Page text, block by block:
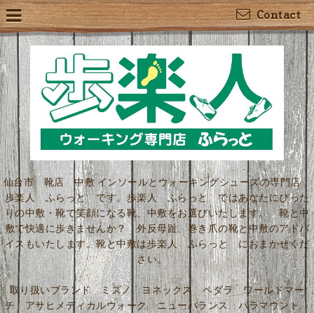
Contact
仙台市 靴店 中敷 インソールとウォーキングシューズの専門店
歩楽人 ふらっと です。歩楽人 ふらっと ではあなたにぴった
りの中敷・靴で笑顔になる靴、中敷をお選びいたします。 靴と中
敷で快適に歩きませんか？ 外反母趾、巻き爪の靴と中敷のアドバ
イスもいたします。靴と中敷は歩楽人 ふらっと におまかせくだ
さい。
取り扱いブランド ミズノ ヨネックス ペダラ ワールドマー
チ アサヒメディカルウォーク ニューバランス パラマウント